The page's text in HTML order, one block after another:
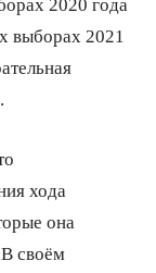
выборах 2021
хода
она
В своём